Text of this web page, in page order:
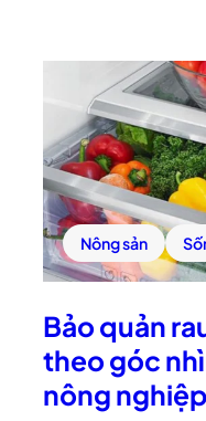
Nông sản
Bảo quản
theo góc
nông nghiệp